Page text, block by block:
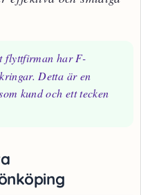
flyttfirman har F-
Detta är en
kund och ett tecken